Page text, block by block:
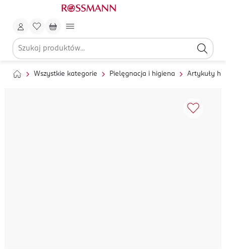
Wszystkie kategorie Pielęgnacja i higiena Artykuły